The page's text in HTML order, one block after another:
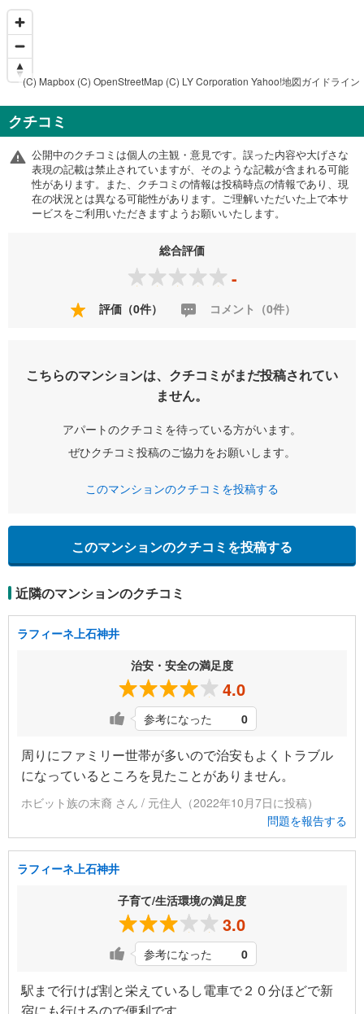
(C) Mapbox (C) OpenStreetMap (C) LY Corporation Yahoo!地図ガイドライン
クチコミ
公開中のクチコミは個人の主観・意見です。誤った内容や大げさな
表現の記載は禁止されていますが、そのような記載が含まれる可能
性があります。また、クチコミの情報は投稿時点の情報であり、現
在の状況とは異なる可能性があります。ご理解いただいた上で本サ
ービスをご利用いただきますようお願いいたします。
総合評価
-
評価（0件） コメント（0件）
こちらのマンションは、クチコミがまだ投稿されてい
ません。
アパートのクチコミを待っている方がいます。
ぜひクチコミ投稿のご協力をお願いします。
このマンションのクチコミを投稿する
このマンションのクチコミを投稿する
近隣のマンションのクチコミ
ラフィーネ上石神井
治安・安全の満足度
4.0
参考になった 0
周りにファミリー世帯が多いので治安もよくトラブル
になっているところを見たことがありません。
ホビット族の末裔 さん / 元住人（2022年10月7日に投稿）
問題を報告する
ラフィーネ上石神井
子育て/生活環境の満足度
3.0
参考になった 0
駅まで行けば割と栄えているし電車で２０分ほどで新